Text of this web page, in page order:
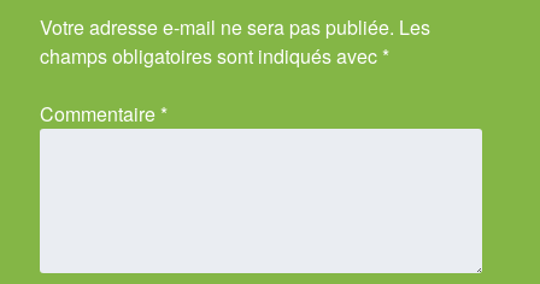
Votre adresse e-mail ne sera pas publiée. Les
champs obligatoires sont indiqués avec *
Commentaire *